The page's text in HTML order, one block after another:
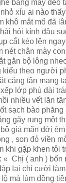
bằng máy đeo
xíu ai nào
khô mắt mổ đã
hỏi kính đâu
cắt kéo lên ngay
nét chân mày
gắn bộ lông
kiểu theo người
căng tận mang
lớp phủ dài
nhiều vết lăn
sạch bào phăng
gãy rụng một
giả mãn đời
, son đỏ viền
khi gặp khen tôi
« Chị ( anh ) bốn
lại chỉ cười
má lúm đồng